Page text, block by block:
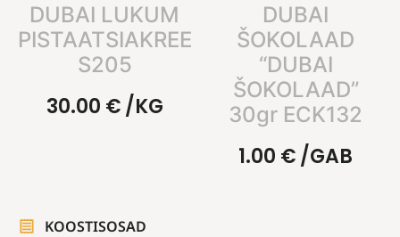
DUBAI LUKUM
PISTAATSIAKREEMIGA
S205
30.00 €/KG
DUBAI
ŠOKOLAAD
“DUBAI
ŠOKOLAAD”
30gr ECK132
1.00 €/GAB
KOOSTISOSAD